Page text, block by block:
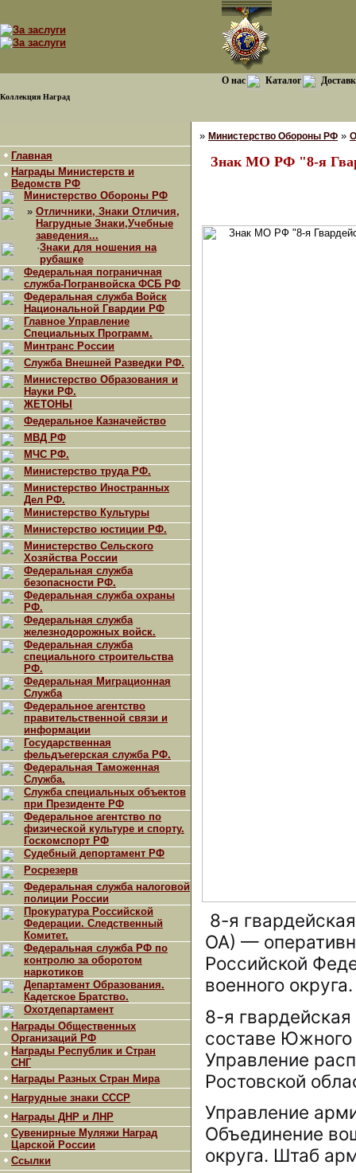
Коллекция Наград
О нас Каталог
Главная
Награды Министерств и
Ведомств РФ
Министерство Обороны РФ
» Отличники, Знаки Отличия,
Нагрудные Знаки,Учебные
заведения...
·Знаки для ношения на
рубашке
Федеральная пограничная
служба-Погранвойска ФСБ РФ
Федеральная служба Войск
Национальной Гвардии РФ
Главное Управление
Специальных Программ.
Минтранс России
Служба Внешней Разведки РФ.
Министерство Образования и
Науки РФ.
ЖЕТОНЫ
Федеральное Казначейство
МВД РФ
МЧС РФ.
Министерство труда РФ.
Министерство Иностранных
Дел РФ.
Министерство Культуры
Министерство юстиции РФ.
Министерство Сельского
Хозяйства России
Федеральная служба
безопасности РФ.
Федеральная служба охраны
РФ.
Федеральная служба
железнодорожных войск.
Федеральная служба
специального строительства
РФ.
Федеральная Миграционная
Служба
Федеральное агентство
правительственной связи и
информации
Государственная
фельдъегерская служба РФ.
Федеральная Таможенная
Служба.
Служба специальных объектов
при Президенте РФ
Федеральное агентство по
физической культуре и спорту.
Госкомспорт РФ
Судебный депортамент РФ
Росрезерв
Федеральная служба налоговой
полиции России
Прокуратура Российской
Федерации. Следственный
Комитет.
Федеральная служба РФ по
контролю за оборотом
наркотиков
Департамент Образования.
Кадетское Братство.
Охотдепартамент
Награды Общественных
Организаций РФ
Награды Республик и Стран
СНГ
Награды Разных Стран Мира
Нагрудные знаки СССР
Награды ДНР и ЛНР
Сувенирные Муляжи Наград
Царской России
Ссылки
» Министерство Обороны РФ »
Знак МО РФ "8-я
8-я
ОА) —
Российской
военного округа.
8-я
составе Южного
Управление
Ростовской
Управление
Объединение
округа. Штаб